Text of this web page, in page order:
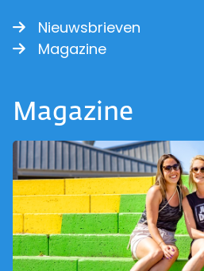
Nieuwsbrieven
Magazine
Magazine